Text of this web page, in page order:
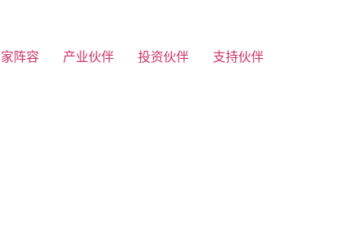
阵容 产业伙伴 投资伙伴 支持伙伴